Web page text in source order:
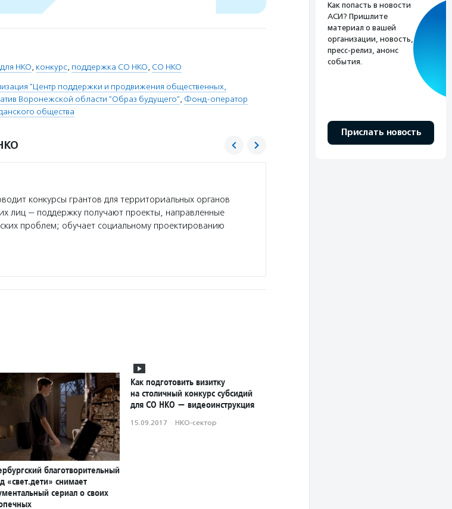
НКО, конкурс, поддержка СО НКО, СО НКО
"Центр поддержки и продвижения общественных,
Воронежской области "Образ будущего", Фонд-оператор
общества
конкурсы грантов для территориальных органов
лиц — поддержку получают проекты, направленные
проблем; обучает социальному проектированию
благотворительный
«свет.дети» снимает
сериал о своих
Как подготовить визитку
на столичный конкурс субсидий
для СО НКО — видеоинструкция
15.09.2017 · НКО-сектор
Как попасть в новости
АСИ? Пришлите
материал о вашей
организации, новость,
пресс-релиз, анонс
события.
Прислать новость